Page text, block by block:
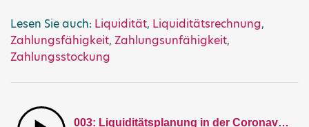
Lesen Sie auch: Liquidität, Liquiditätsrechnung,
Zahlungsfähigkeit, Zahlungsunfähigkeit,
Zahlungsstockung